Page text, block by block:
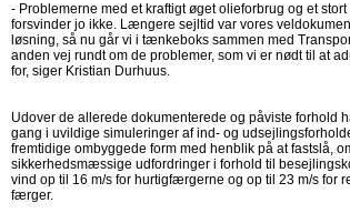
- Problemerne med et kraftigt øget olieforbrug og et
forsvinder jo ikke. Længere sejltid var vores
løsning, så nu går vi i tænkeboks sammen med
anden vej rundt om de problemer, som vi er nødt til at
for, siger Kristian Durhuus.
Udover de allerede dokumenterede og påviste forhold
gang i uvildige simuleringer af ind- og
fremtidige ombyggede form med henblik på at fastslå,
sikkerhedsmæssige udfordringer i forhold til
vind op til 16 m/s for hurtigfærgerne og op til 23 m/s for
færger.